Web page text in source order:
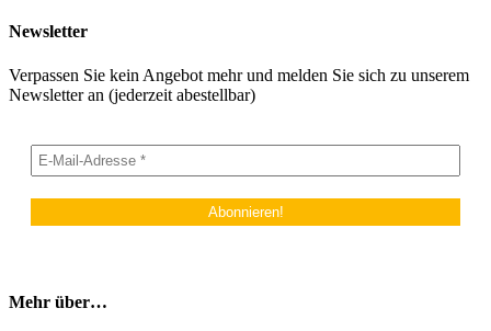
Newsletter
Verpassen Sie kein Angebot mehr und melden Sie sich zu unserem
Newsletter an (jederzeit abestellbar)
Mehr über…